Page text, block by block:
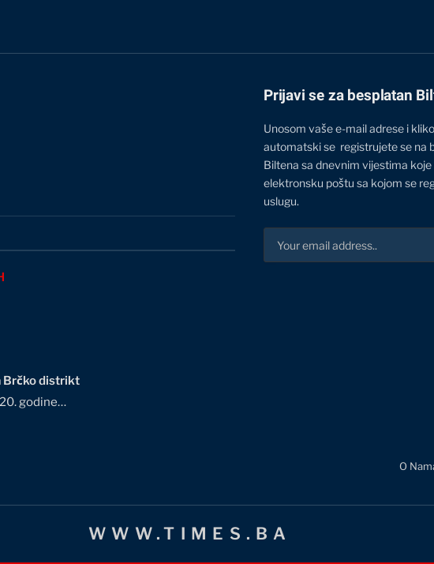
Brčko distrikt
godine…
Prijavi se za besplatan
Unosom vaše e-mail adrese i
automatski se registrujete se na
Biltena sa dnevnim vijestima
elektronsku poštu sa kojom se
uslugu.
O
WWW.TIMES.BA